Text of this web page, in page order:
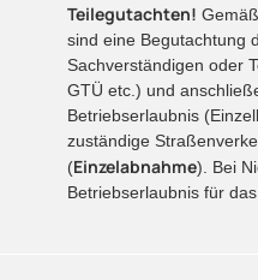
Teilegutachten!
sind eine Begutachtung
Sachverständigen oder
GTÜ etc.) und
Betriebserlaubnis
zuständige
(Einzelabnahme). Bei
Betriebserlaubnis für